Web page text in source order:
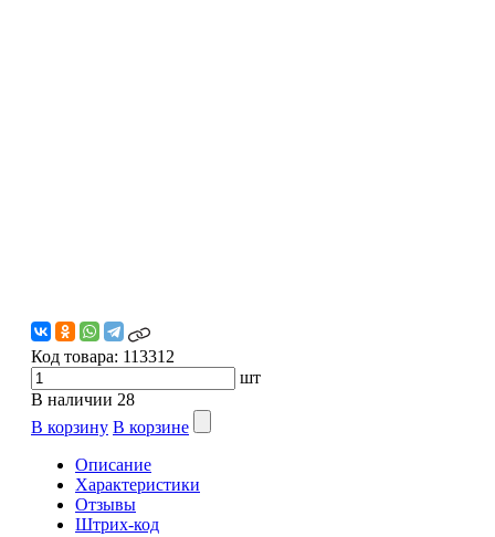
Код товара: 113312
шт
В наличии 28
В корзину В корзине
Описание
Характеристики
Отзывы
Штрих-код